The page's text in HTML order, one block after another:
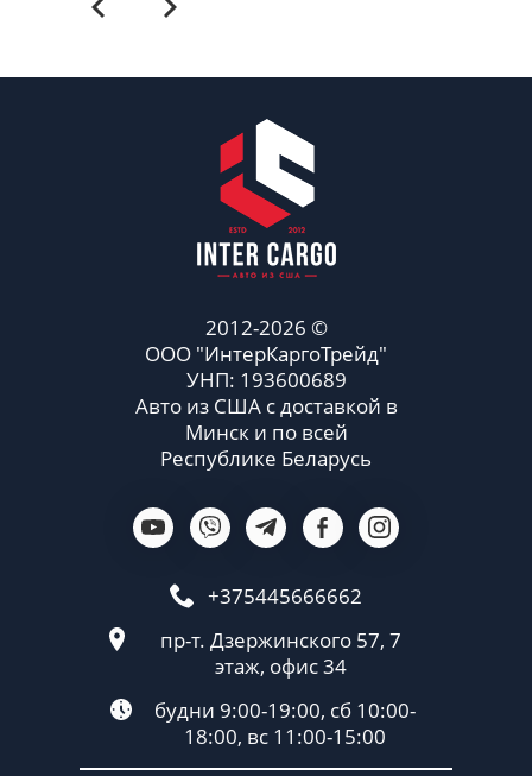
2012-2026 ©
ООО "ИнтерКаргоТрейд"
УНП: 193600689
Авто из США с доставкой в
Минск и по всей
Республике Беларусь
+375445666662
пр-т. Дзержинского 57, 7
этаж, офис 34
будни 9:00-19:00, сб 10:00-
18:00, вс 11:00-15:00